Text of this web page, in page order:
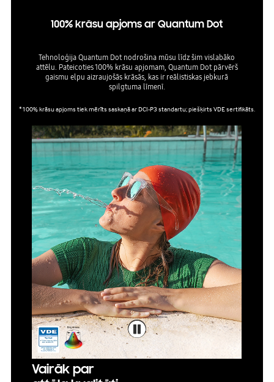
100% krāsu apjoms ar Quantum Dot
Tehnoloģija Quantum Dot nodrošina mūsu līdz šim vislabāko
attēlu. Pateicoties 100% krāsu apjomam, Quantum Dot pārvērš
gaismu elpu aizraujošās krāsās, kas ir reālistiskas jebkurā
spilgtuma līmenī.
*100% krāsu apjoms tiek mērīts saskaņā ar DCI-P3 standartu; piešķirts VDE sertifikāts.
Vairāk par